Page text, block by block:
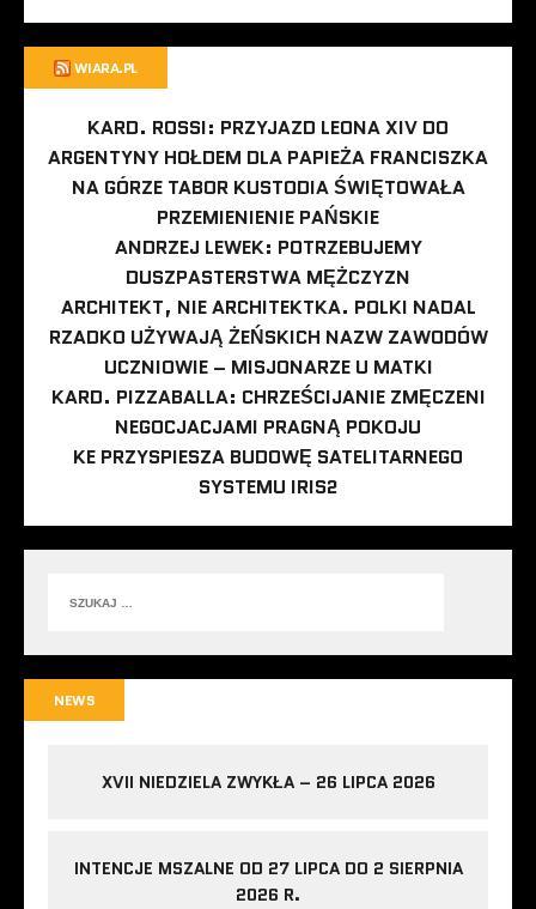
WIARA.PL
KARD. ROSSI: PRZYJAZD LEONA XIV DO
ARGENTYNY HOŁDEM DLA PAPIEŻA FRANCISZKA
NA GÓRZE TABOR KUSTODIA ŚWIĘTOWAŁA
PRZEMIENIENIE PAŃSKIE
ANDRZEJ LEWEK: POTRZEBUJEMY
DUSZPASTERSTWA MĘŻCZYZN
ARCHITEKT, NIE ARCHITEKTKA. POLKI NADAL
RZADKO UŻYWAJĄ ŻEŃSKICH NAZW ZAWODÓW
UCZNIOWIE – MISJONARZE U MATKI
KARD. PIZZABALLA: CHRZEŚCIJANIE ZMĘCZENI
NEGOCJACJAMI PRAGNĄ POKOJU
KE PRZYSPIESZA BUDOWĘ SATELITARNEGO
SYSTEMU IRIS2
NEWS
XVII NIEDZIELA ZWYKŁA – 26 LIPCA 2026
INTENCJE MSZALNE OD 27 LIPCA DO 2 SIERPNIA
2026 R.